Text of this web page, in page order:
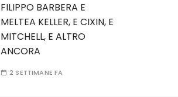
FILIPPO BARBERA E
MELTEA KELLER, E CIXIN, E
MITCHELL, E ALTRO
ANCORA
2 SETTIMANE FA